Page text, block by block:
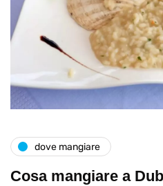
dove mangiare
Cosa mangiare a